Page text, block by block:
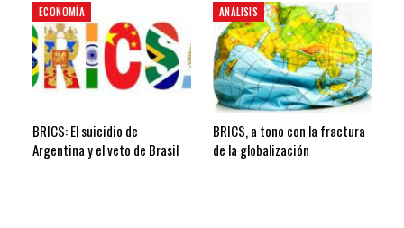
ECONOMÍA
BRICS: El suicidio de
Argentina y el veto de Brasil
ANÁLISIS
BRICS, a tono con la fractura
de la globalización